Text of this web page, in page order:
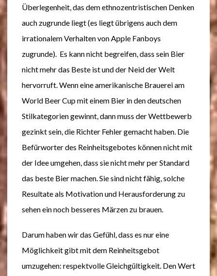
Überlegenheit, das dem ethnozentristischen Denken
auch zugrunde liegt (es liegt übrigens auch dem
irrationalem Verhalten von Apple Fanboys
zugrunde). Es kann nicht begreifen, dass sein Bier
nicht mehr das Beste ist und der Neid der Welt
hervorruft. Wenn eine amerikanische Brauerei am
World Beer Cup mit einem Bier in den deutschen
Stilkategorien gewinnt, dann muss der Wettbewerb
gezinkt sein, die Richter Fehler gemacht haben. Die
Befürworter des Reinheitsgebotes können nicht mit
der Idee umgehen, dass sie nicht mehr per Standard
das beste Bier machen. Sie sind nicht fähig, solche
Resultate als Motivation und Herausforderung zu
sehen ein noch besseres Märzen zu brauen.
Darum haben wir das Gefühl, dass es nur eine
Möglichkeit gibt mit dem Reinheitsgebot
umzugehen: respektvolle Gleichgültigkeit. Den Wert